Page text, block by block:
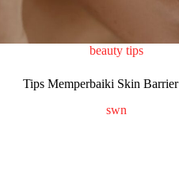
beauty tips
Tips Memperbaiki Skin Barrier
swn